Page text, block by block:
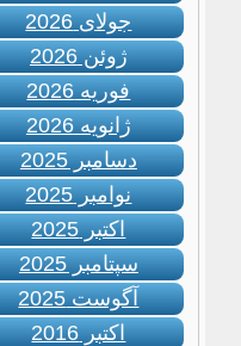
جولای 2026
ژوئن 2026
فوریه 2026
ژانویه 2026
دسامبر 2025
نوامبر 2025
اکتبر 2025
سپتامبر 2025
آگوست 2025
اکتبر 2016